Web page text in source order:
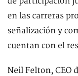
en las carreras
señalización y
cuentan con el
Neil Felton, CEO